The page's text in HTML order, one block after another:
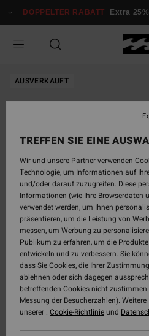
zur
springen
DOPPELTER RABATT Extra 25%
AUSVERKAUFT
TREFFEN SIE EINE
Wir und unsere Partner verwenden
Technologie, um Informationen auf
und/oder darauf zuzugreifen. Diese
Informationen (wie Ihre Browserdaten
verwendet werden, um Ihnen
präsentieren, um die Leistung von
messen, um Werbung zu
Publikum zu erfahren, um die
entwickeln und zu verbessern. Sie
dass Sie Cookies, die Ihrer
ablehnen oder sich dagegen
betreffenden Cookies nicht
Messung der Besucherzahlen).
unserer : Cookie-Richtlinieund